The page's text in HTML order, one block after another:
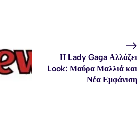
Η Lady Gaga Αλλάζει
Look: Μαύρα Μαλλιά και
Νέα Εμφάνιση